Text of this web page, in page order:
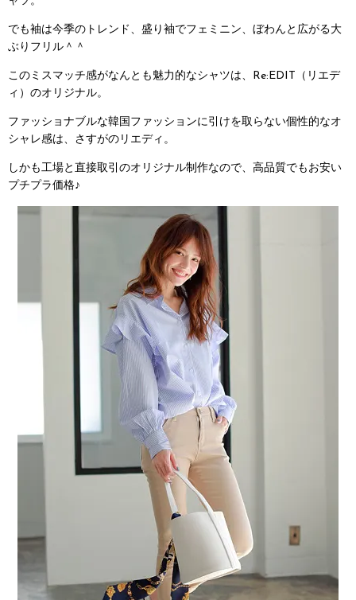
でも袖は今季のトレンド、盛り袖でフェミニン、ぼわんと広がる大
ぶりフリル＾＾
このミスマッチ感がなんとも魅力的なシャツは、Re:EDIT（リエデ
ィ）のオリジナル。
ファッショナブルな韓国ファッションに引けを取らない個性的なオ
シャレ感は、さすがのリエディ。
しかも工場と直接取引のオリジナル制作なので、高品質でもお安い
プチプラ価格♪